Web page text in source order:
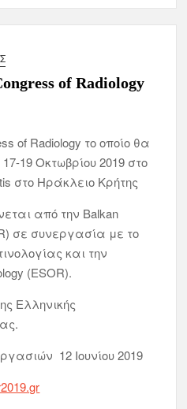
of Radiology
of Radiology το οποίο θα
19 Οκτωβρίου 2019 στο
στο Ηράκλειο Κρήτης
από την Balkan
σε συνεργασία με το
και την
(ESOR).
Ελληνικής
12 Ιουνίου 2019